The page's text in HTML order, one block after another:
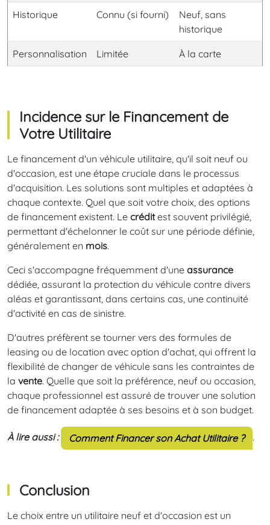
Historique Connu (si fourni)
Neuf, sans
historique
Personnalisation Limitée À la carte
Incidence sur le Financement de
Votre Utilitaire
Le financement d'un véhicule utilitaire, qu'il soit neuf ou
d'occasion, est une étape cruciale dans le processus
d'acquisition. Les solutions sont multiples et adaptées à
chaque contexte. Quel que soit votre choix, des options
de financement existent. Le créditest souvent privilégié,
permettant d'échelonner le coût sur une période définie,
généralement en mois.
Ceci s'accompagne fréquemment d'une assurance
dédiée, assurant la protection du véhicule contre divers
aléas et garantissant, dans certains cas, une continuité
d'activité en cas de sinistre.
D'autres préfèrent se tourner vers des formules de
leasing ou de location avec option d'achat, qui offrent la
flexibilité de changer de véhicule sans les contraintes de
la vente. Quelle que soit la préférence, neuf ou occasion,
chaque professionnel est assuré de trouver une solution
de financement adaptée à ses besoins et à son budget.
À lire aussi : Comment Financer son Achat Utilitaire ? .
Conclusion
Le choix entre un utilitaire neuf et d'occasion est un